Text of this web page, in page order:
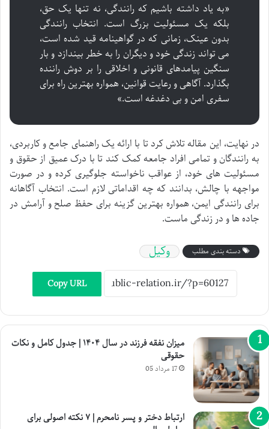
«به یاد داشته باشیم که رانندگی، نه تنها یک حق،
بلکه یک مسئولیت بزرگ است. انتخاب رانندگی
بدون عینک، زمانی که در گواهینامه قید شده است،
می تواند زندگی خود و دیگران را به خطر بیندازد و بار
سنگین پیامدهای قانونی و اخلاقی را بر دوش راننده
بگذارد. آگاهی و رعایت قوانین، همواره بهترین راه برای
سفری امن و بی دغدغه است.»
در نهایت، این مقاله تلاش کرد تا با ارائه یک راهنمای جامع و کاربردی،
به رانندگان و تمامی افراد جامعه کمک کند تا با درک عمیق از حقوق و
مسئولیت های خود، از عواقب ناخواسته جلوگیری کرده و در صورت
مواجهه با چالش، بدانند که چه اقداماتی لازم است. انتخاب آگاهانه
برای رانندگی ایمن، همواره بهترین گزینه برای حفظ صلح و آرامش در
جاده ها و در زندگی ماست.
دسته بندی مطلب وکیل
Copy URL
میزان نفقه فرزند در سال ۱۴۰۴ | جدول کامل و نکات
حقوقی
17 مرداد 05
ارتباط دختر و پسر نامحرم | ۷ نکته اصولی برای